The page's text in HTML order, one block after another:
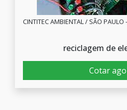
CINTITEC AMBIENTAL / SÃO PAULO
reciclagem de
Cotar